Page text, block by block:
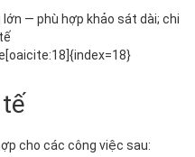
lớn — phù hợp khảo sát dài; chi
cho các công việc sau: